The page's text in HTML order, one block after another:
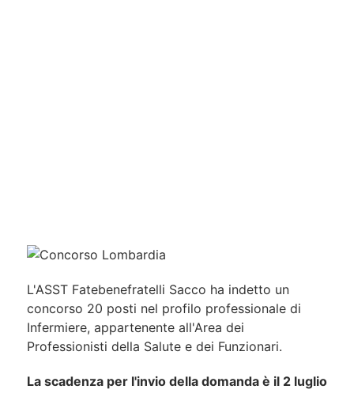
L'ASST Fatebenefratelli Sacco ha indetto un
concorso 20 posti nel profilo professionale di
Infermiere, appartenente all'Area dei
Professionisti della Salute e dei Funzionari.
La scadenza per l'invio della domanda è il 2 luglio